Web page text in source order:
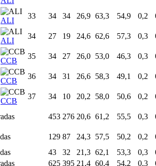
RMA
29 34 18 18,0 61,4 57,8 0,4
ALI
30 33 32 28,9 56,0 50,8 0,3
ALI
31 33 33 26,1 61,8 52,7 0,3
ALI
32 34 24 22,8 67,0 60,1 0,3
ALI
33 34 34 26,9 63,3 54,9 0,2
ALI
27 19 24,6 62,6 57,3 0,3
CCB
34 27 26,0 53,0 46,3 0,3
CCB
34 31 26,6 58,3 49,1 0,2